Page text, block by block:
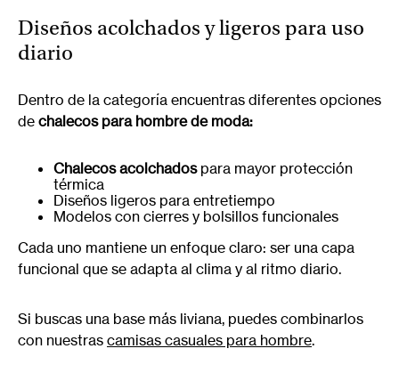
Diseños acolchados y ligeros para uso
diario
Dentro de la categoría encuentras diferentes opciones
de chalecos para hombre de moda:
Chalecos acolchadospara mayor protección
térmica
Diseños ligeros para entretiempo
Modelos con cierres y bolsillos funcionales
Cada uno mantiene un enfoque claro: ser una capa
funcional que se adapta al clima y al ritmo diario.
Si buscas una base más liviana, puedes combinarlos
con nuestras camisas casuales para hombre.